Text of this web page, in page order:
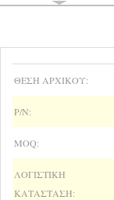
ΘΈΣΗ ΑΡΧΙΚΟΎ:
P/N:
MOQ:
ΛΟΓΙΣΤΙΚΉ
ΚΑΤΆΣΤΑΣΗ: